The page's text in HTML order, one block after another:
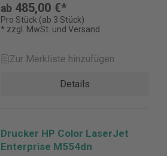
ab 485,00 €*
Pro Stück (ab 3 Stück)
* zzgl. MwSt. und Versand
Zur Merkliste hinzufügen
Details
Drucker HP Color LaserJet
Enterprise M554dn